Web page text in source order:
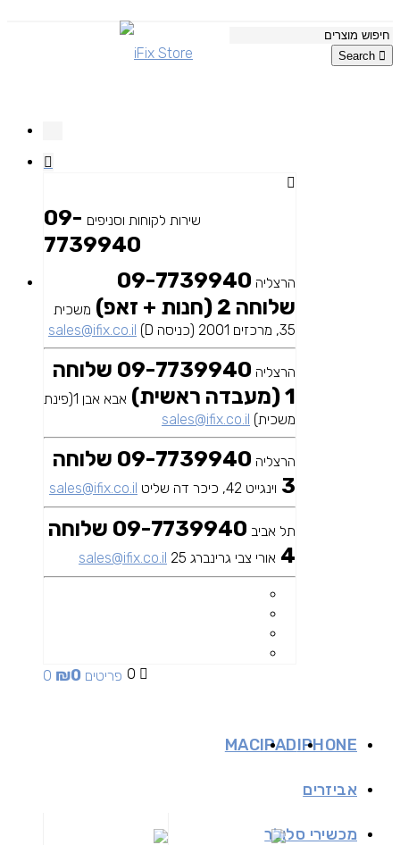
Search
שירות לקוחות וסניפים 09-
7739940
הרצליה 09-7739940
שלוחה 2 (חנות + זאפ)
משכית
35, מרכזים 2001 (כניסה D)
sales@ifix.co.il
הרצליה
09-7739940 שלוחה
1 (מעבדה ראשית)
אבא אבן 1(פינת
משכית) sales@ifix.co.il
הרצליה
09-7739940 שלוחה
3 וינגייט 42, כיכר דה שליט sales@ifix.co.il
תל אביב
09-7739940 שלוחה
4 אורי צבי גרינברג 25 sales@ifix.co.il
0 0 פריטים ₪0
IPHONE
IPAD
MAC
אביזרים
מכשירי סלולר